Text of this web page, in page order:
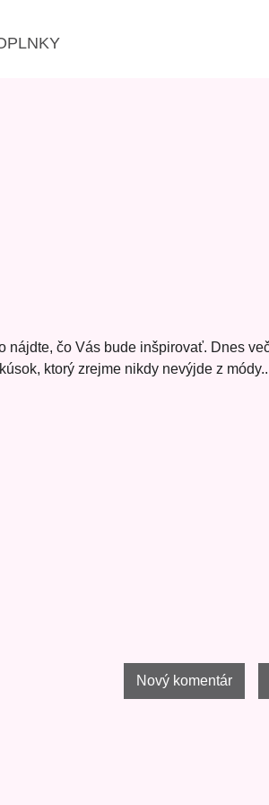
čo Vás bude inšpirovať. Dnes
ktorý zrejme nikdy nevýjde z
Nový komentár